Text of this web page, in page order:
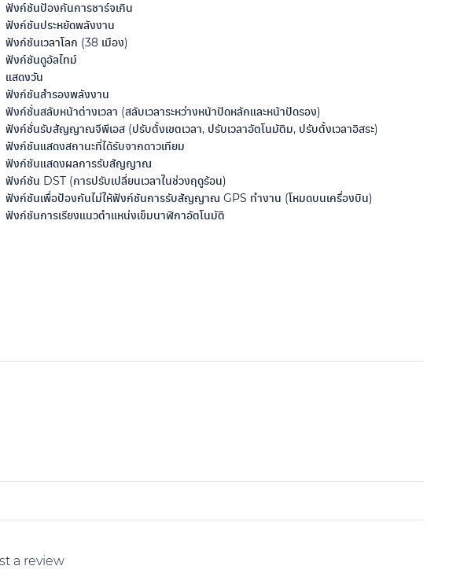
ฟังก์ชันป้องกันการชาร์จเกิน
ฟังก์ชันประหยัดพลังงาน
ฟังก์ชันเวลาโลก (38 เมือง)
ฟังก์ชันดูอัลไทม์
แสดงวัน
ฟังก์ชันสำรองพลังงาน
ฟังก์ชั่นสลับหน้าต่างเวลา (สลับเวลาระหว่างหน้าปัดหลักและหน้าปัดรอง)
ฟังก์ชั่นรับสัญญาณจีพีเอส (ปรับตั้งเขตเวลา, ปรับเวลาอัตโนมัติม, ปรับตั้งเวลาอิสระ)
ฟังก์ชันแสดงสถานะที่ได้รับจากดาวเทียม
ฟังก์ชันแสดงผลการรับสัญญาณ
ฟังก์ชัน DST (การปรับเปลี่ยนเวลาในช่วงฤดูร้อน)
ฟังก์ชันเพื่อป้องกันไม่ให้ฟังก์ชันการรับสัญญาณ GPS ทำงาน (โหมดบนเครื่องบิน)
ฟังก์ชันการเรียงแนวตำแหน่งเข็มนาฬิกาอัตโนมัติ
a review